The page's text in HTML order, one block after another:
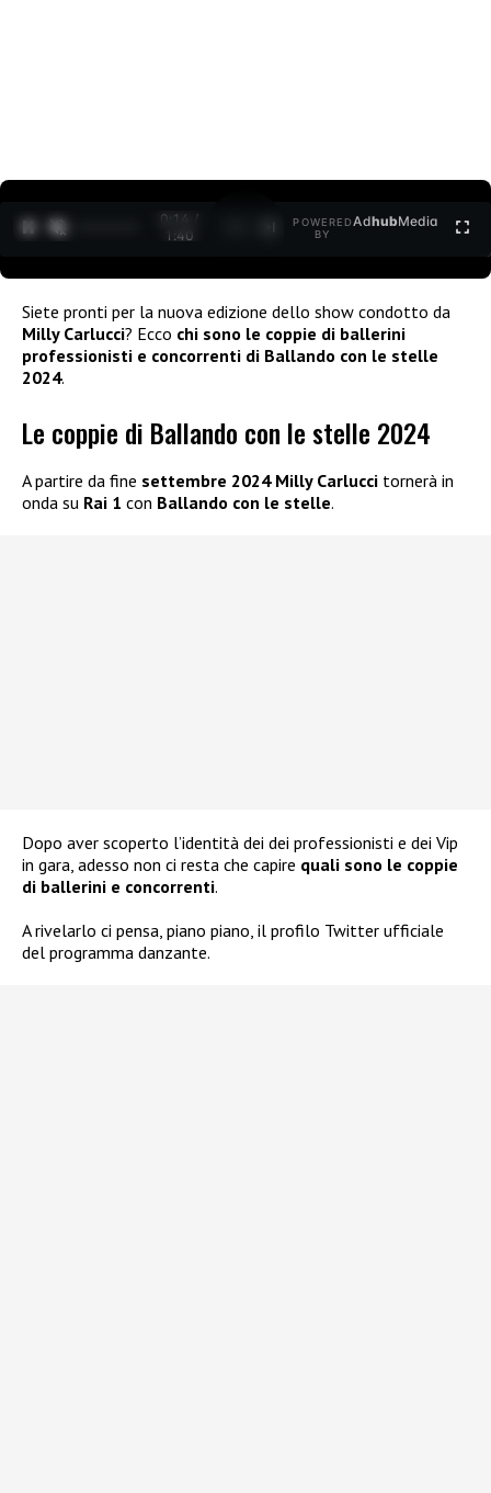
0:15 /
1:40
POWERED
BY
AdhubMedia
Siete pronti per la nuova edizione dello show condotto da
Milly Carlucci? Ecco chi sono le coppie di ballerini
professionisti e concorrenti di Ballando con le stelle
2024.
Le coppie di Ballando con le stelle 2024
A partire da fine settembre 2024 Milly Carlucci tornerà in
onda su Rai 1 con Ballando con le stelle.
Dopo aver scoperto l’identità dei dei professionisti e dei Vip
in gara, adesso non ci resta che capire quali sono le coppie
di ballerini e concorrenti.
A rivelarlo ci pensa, piano piano, il profilo Twitter ufficiale
del programma danzante.